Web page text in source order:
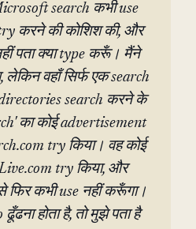
search कभी use
करने की कोशिश की, और
पता क्या type करूँ। मैंने
वहाँ सिर्फ एक search
search करने के
का कोई advertisement
try किया। वह कोई
try किया, और
फिर कभी use नहीं करूँगा।
होता है, तो मुझे पता है